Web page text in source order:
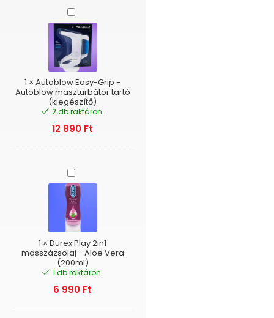
Autoblow
Easy-
Grip
-
Autoblow
maszturbátor
tartó
(kiegészítő)
1 ×Autoblow Easy-Grip -
Autoblow maszturbátor tartó
(kiegészítő)
2 db raktáron.
12 890 Ft
Durex
Play
2in1
masszázsolaj
-
Aloe
Vera
(200ml)
1 ×Durex Play 2in1
masszázsolaj - Aloe Vera
(200ml)
1 db raktáron.
6 990 Ft